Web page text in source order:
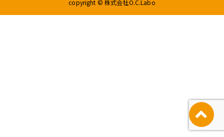
copyright © 株式会社O.C.Labo